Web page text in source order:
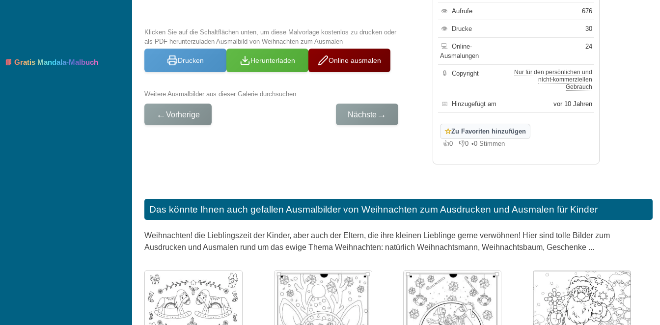
Klicken Sie auf die Schaltflächen unten, um diese Malvorlage kostenlos zu drucken oder
als PDF herunterzuladen Ausmalbild von Weihnachten zum Ausmalen
Drucken Herunterladen Online ausmalen
Weitere Ausmalbilder aus dieser Galerie durchsuchen
← Vorherige Nächste →
👁 Aufrufe 676
👁 Drucke 30
💻
Online-
Ausmalungen
24
🔒 Copyright
Nur für den persönlichen und
nicht-kommerziellen
Gebrauch
📅 Hinzugefügt am vor 10 Jahren
☆Zu Favoriten hinzufügen
👍0
Gefällt mir
👎0
Gefällt mir nicht
•0 Stimmen
Das könnte Ihnen auch gefallen Ausmalbilder von Weihnachten zum Ausdrucken und Ausmalen für Kinder
Weihnachten! die Lieblingszeit der Kinder, aber auch der Eltern, die ihre kleinen Lieblinge gerne verwöhnen! Hier sind tolle Bilder zum
Ausdrucken und Ausmalen rund um das ewige Thema Weihnachten: natürlich Weihnachtsmann, Weihnachtsbaum, Geschenke ...
📘 Gratis Mandala-Malbuch